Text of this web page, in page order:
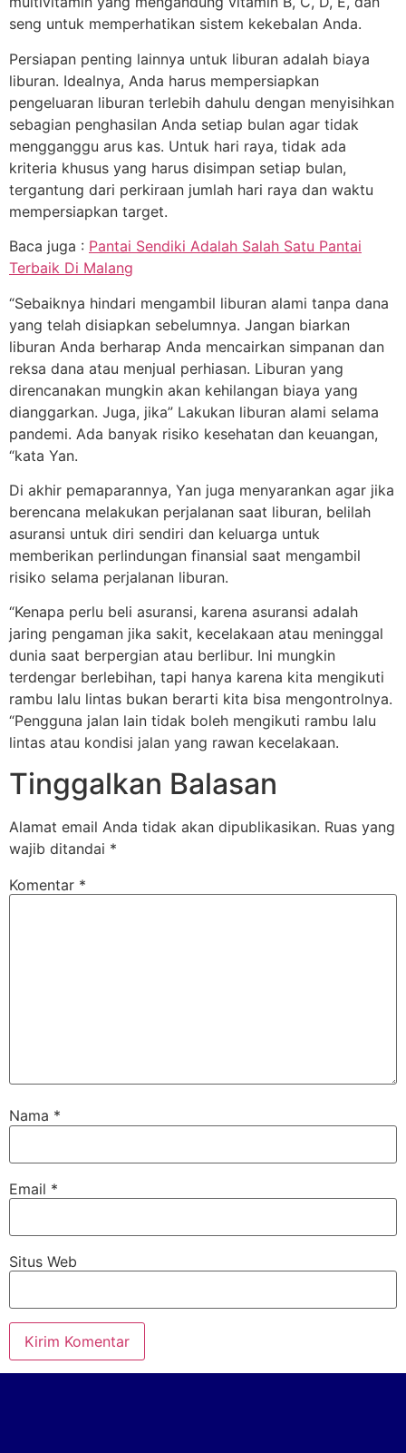
seng untuk memperhatikan sistem kekebalan Anda.
Persiapan penting lainnya untuk liburan adalah biaya
liburan. Idealnya, Anda harus mempersiapkan
pengeluaran liburan terlebih dahulu dengan menyisihkan
sebagian penghasilan Anda setiap bulan agar tidak
mengganggu arus kas. Untuk hari raya, tidak ada
kriteria khusus yang harus disimpan setiap bulan,
tergantung dari perkiraan jumlah hari raya dan waktu
mempersiapkan target.
Baca juga : Pantai Sendiki Adalah Salah Satu Pantai
Terbaik Di Malang
“Sebaiknya hindari mengambil liburan alami tanpa dana
yang telah disiapkan sebelumnya. Jangan biarkan
liburan Anda berharap Anda mencairkan simpanan dan
reksa dana atau menjual perhiasan. Liburan yang
direncanakan mungkin akan kehilangan biaya yang
dianggarkan. Juga, jika” Lakukan liburan alami selama
pandemi. Ada banyak risiko kesehatan dan keuangan,
“kata Yan.
Di akhir pemaparannya, Yan juga menyarankan agar jika
berencana melakukan perjalanan saat liburan, belilah
asuransi untuk diri sendiri dan keluarga untuk
memberikan perlindungan finansial saat mengambil
risiko selama perjalanan liburan.
“Kenapa perlu beli asuransi, karena asuransi adalah
jaring pengaman jika sakit, kecelakaan atau meninggal
dunia saat berpergian atau berlibur. Ini mungkin
terdengar berlebihan, tapi hanya karena kita mengikuti
rambu lalu lintas bukan berarti kita bisa mengontrolnya.
“Pengguna jalan lain tidak boleh mengikuti rambu lalu
lintas atau kondisi jalan yang rawan kecelakaan.
Tinggalkan Balasan
Alamat email Anda tidak akan dipublikasikan. Ruas yang
wajib ditandai *
Komentar *
Nama *
Email *
Situs Web